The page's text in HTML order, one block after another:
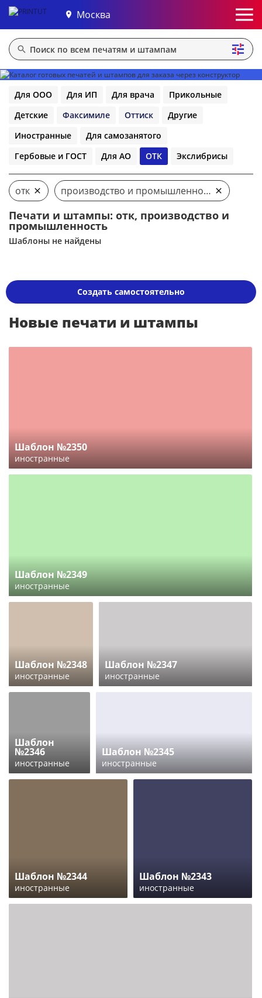
Москва
Для ООО Для ИП Для врача
Прикольные
Детские
Факсимиле Оттиск
Другие
Иностранные
Для самозанятого
Гербовые и ГОСТ
Для АО ОТК Экслибрисы
отк производство и промышленность
Печати и штампы: отк, производство и
промышленность
Шаблоны не найдены
Создать самостоятельно
Новые печати и штампы
Шаблон №2350
иностранные
Шаблон №2349
иностранные
Шаблон №2348
иностранные
Шаблон №2347
иностранные
Шаблон
№2346
иностранные
Шаблон №2345
иностранные
Шаблон №2344
иностранные
Шаблон №2343
иностранные